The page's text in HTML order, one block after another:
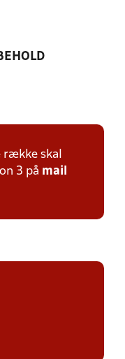
skal
3 på mail